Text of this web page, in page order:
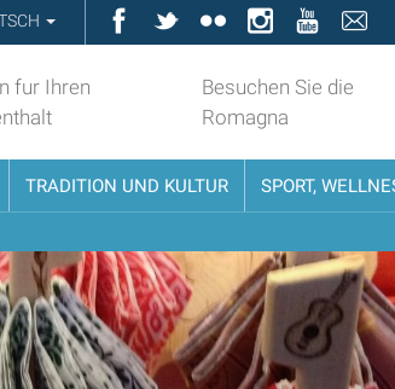
Facebook
TwitterFlickrInstagramYouTube
fur Ihren
Besuchen Sie die
Romagna
TRADITION UND KULTUR SPORT,